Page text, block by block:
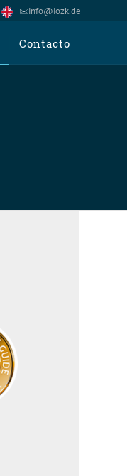
info@iozk.de
Contacto